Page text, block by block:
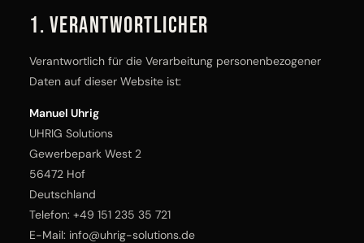
1. Verantwortlicher
Verantwortlich für die Verarbeitung personenbezogener
Daten auf dieser Website ist:
Manuel Uhrig
UHRIG Solutions
Gewerbepark West 2
56472 Hof
Deutschland
Telefon: +49 151 235 35 721
E-Mail: info@uhrig-solutions.de